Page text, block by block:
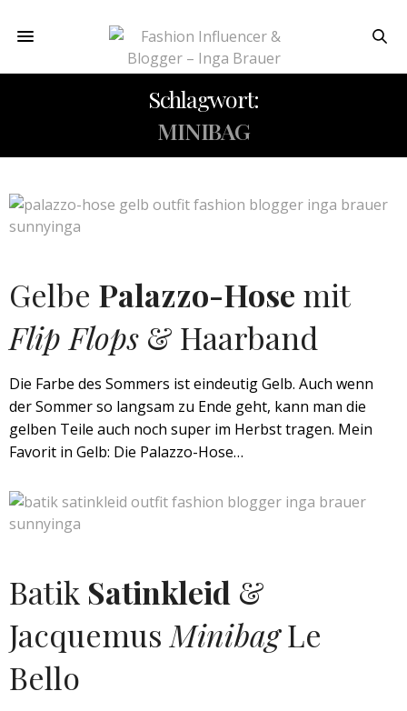
Schlagwort:
MINIBAG
Gelbe Palazzo-Hose mit
Flip Flops & Haarband
Die Farbe des Sommers ist eindeutig Gelb. Auch wenn
der Sommer so langsam zu Ende geht, kann man die
gelben Teile auch noch super im Herbst tragen. Mein
Favorit in Gelb: Die Palazzo-Hose…
Batik Satinkleid &
Jacquemus MinibagLe
Bello